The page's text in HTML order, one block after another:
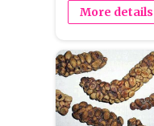
More details